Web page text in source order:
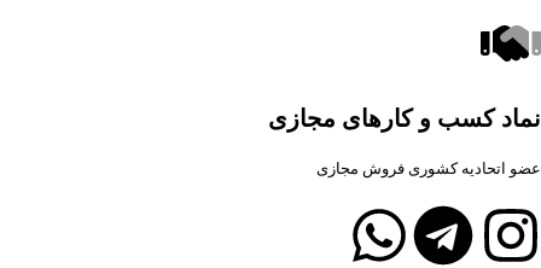
نماد کسب و کارهای مجازی
عضو اتحادیه کشوری فروش مجازی